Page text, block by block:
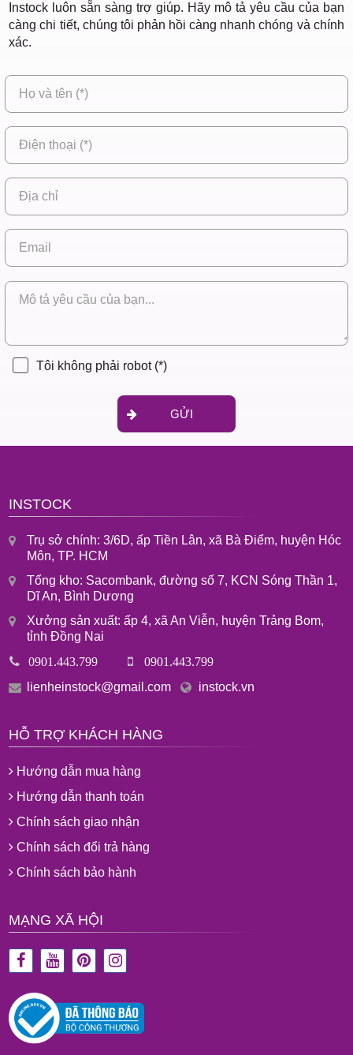
Instock luôn sẵn sàng trợ giúp. Hãy mô tả yêu cầu của bạn
càng chi tiết, chúng tôi phản hồi càng nhanh chóng và chính
xác.
GỬI
Tôi không phải robot (*)
INSTOCK
Trụ sở chính: 3/6D, ấp Tiền Lân, xã Bà Điểm, huyện Hóc
Môn, TP. HCM
Tổng kho: Sacombank, đường số 7, KCN Sóng Thần 1,
Dĩ An, Bình Dương
Xưởng sản xuất: ấp 4, xã An Viễn, huyện Trảng Bom,
tỉnh Đồng Nai
0901.443.799 0901.443.799
lienheinstock@gmail.com instock.vn
HỖ TRỢ KHÁCH HÀNG
Hướng dẫn mua hàng
Hướng dẫn thanh toán
Chính sách giao nhận
Chính sách đổi trả hàng
Chính sách bảo hành
MẠNG XÃ HỘI